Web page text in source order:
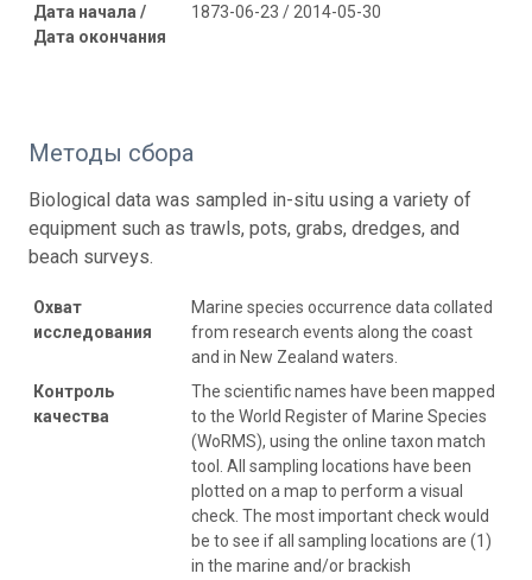
Дата начала /
Дата окончания
1873-06-23 / 2014-05-30
Методы сбора
Biological data was sampled in-situ using a variety of
equipment such as trawls, pots, grabs, dredges, and
beach surveys.
Охват
исследования
Marine species occurrence data collated
from research events along the coast
and in New Zealand waters.
Контроль
качества
The scientific names have been mapped
to the World Register of Marine Species
(WoRMS), using the online taxon match
tool. All sampling locations have been
plotted on a map to perform a visual
check. The most important check would
be to see if all sampling locations are (1)
in the marine and/or brackish